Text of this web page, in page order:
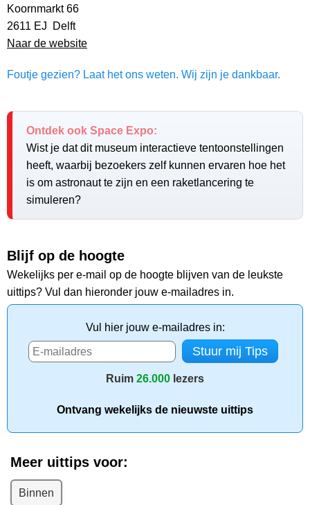
Koornmarkt 66
2611 EJ Delft
Naar de website
Foutje gezien? Laat het ons weten. Wij zijn je dankbaar.
Ontdek ook Space Expo:
Wist je dat dit museum interactieve tentoonstellingen
heeft, waarbij bezoekers zelf kunnen ervaren hoe het
is om astronaut te zijn en een raketlancering te
simuleren?
Blijf op de hoogte
Wekelijks per e-mail op de hoogte blijven van de leukste
uittips? Vul dan hieronder jouw e-mailadres in.
Vul hier jouw e-mailadres in:
Ruim 26.000 lezers
Ontvang wekelijks de nieuwste uittips
Meer uittips voor:
Binnen